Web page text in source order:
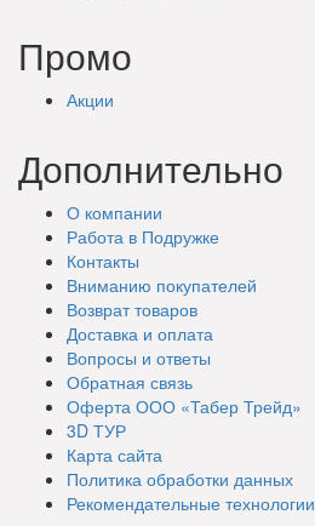
Промо
Акции
Дополнительно
О компании
Работа в Подружке
Контакты
Вниманию покупателей
Возврат товаров
Доставка и оплата
Вопросы и ответы
Обратная связь
Оферта ООО «Табер Трейд»
3D ТУР
Карта сайта
Политика обработки данных
Рекомендательные технологии